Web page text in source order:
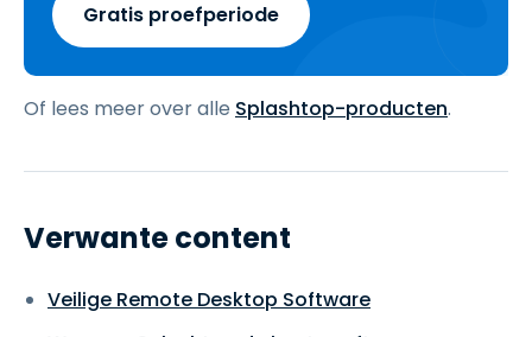
Gratis proefperiode
Of lees meer over alle Splashtop-producten.
Verwante content
Veilige Remote Desktop Software